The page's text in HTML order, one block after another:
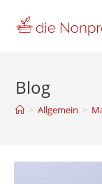
Inhalt
Blog
> Allgemein >